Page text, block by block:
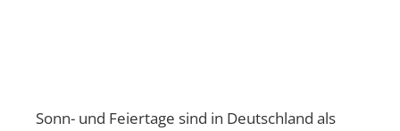
Sonn- und Feiertage sind in Deutschland als